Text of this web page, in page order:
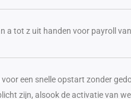
a tot z uit handen voor payroll
een snelle opstart zonder
zijn, alsook de activatie van